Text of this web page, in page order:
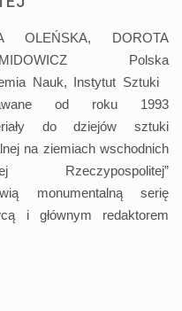
OLEŃSKA, DOROTA
Polska
Nauk, Instytut Sztuki
od roku 1993
do dziejów sztuki
na ziemiach wschodnich
Rzeczypospolitej”
monumentalną serię
i głównym redaktorem